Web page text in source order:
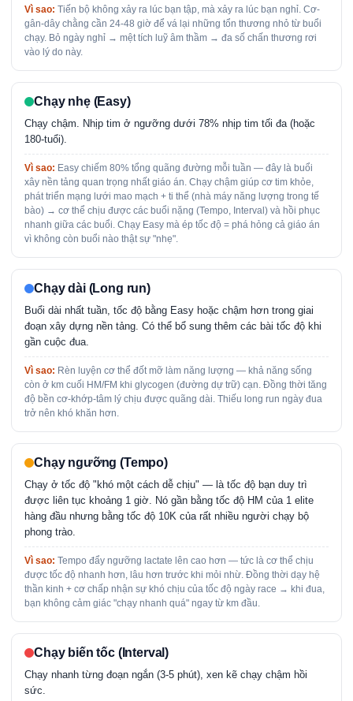
Vì sao: Tiến bộ không xảy ra lúc bạn tập, mà xảy ra lúc bạn nghỉ. Cơ-
gân-dây chằng cần 24-48 giờ để vá lại những tổn thương nhỏ từ buổi
chạy. Bỏ ngày nghỉ → mệt tích luỹ âm thầm → đa số chấn thương rơi
vào lý do này.
Chạy nhẹ (Easy)
Chạy chậm. Nhịp tim ở ngưỡng dưới 78% nhịp tim tối đa (hoặc
180-tuổi).
Vì sao: Easy chiếm 80% tổng quãng đường mỗi tuần — đây là buổi
xây nền tảng quan trọng nhất giáo án. Chạy chậm giúp cơ tim khỏe,
phát triển mạng lưới mao mạch + ti thể (nhà máy năng lượng trong tế
bào) → cơ thể chịu được các buổi nặng (Tempo, Interval) và hồi phục
nhanh giữa các buổi. Chạy Easy mà ép tốc độ = phá hỏng cả giáo án
vì không còn buổi nào thật sự "nhẹ".
Chạy dài (Long run)
Buổi dài nhất tuần, tốc độ bằng Easy hoặc chậm hơn trong giai
đoạn xây dựng nền tảng. Có thể bổ sung thêm các bài tốc độ khi
gần cuộc đua.
Vì sao: Rèn luyện cơ thể đốt mỡ làm năng lượng — khả năng sống
còn ở km cuối HM/FM khi glycogen (đường dự trữ) cạn. Đồng thời tăng
độ bền cơ-khớp-tâm lý chịu được quãng dài. Thiếu long run ngày đua
trở nên khó khăn hơn.
Chạy ngưỡng (Tempo)
Chạy ở tốc độ "khó một cách dễ chịu" — là tốc độ bạn duy trì
được liên tục khoảng 1 giờ. Nó gần bằng tốc độ HM của 1 elite
hàng đầu nhưng bằng tốc độ 10K của rất nhiều người chạy bộ
phong trào.
Vì sao: Tempo đẩy ngưỡng lactate lên cao hơn — tức là cơ thể chịu
được tốc độ nhanh hơn, lâu hơn trước khi mỏi nhừ. Đồng thời dạy hệ
thần kinh + cơ chấp nhận sự khó chịu của tốc độ ngày race → khi đua,
bạn không cảm giác "chạy nhanh quá" ngay từ km đầu.
Chạy biến tốc (Interval)
Chạy nhanh từng đoạn ngắn (3-5 phút), xen kẽ chạy chậm hồi
sức.